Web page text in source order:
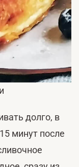
долго, в
минут после